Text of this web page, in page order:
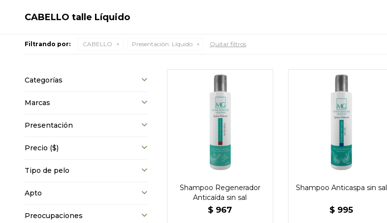
CABELLO talle Líquido
Filtrando por: CABELLO Presentación: Líquido Quitar filtros
Shampoo Regenerador
Anticaída sin sal
$ 967
Shampoo Anticaspa sin sal
$ 995
Categorías
Marcas
Presentación
Precio ($)
Tipo de pelo
Apto
Preocupaciones